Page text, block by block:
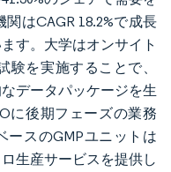
はCAGR 18.2%で成長
す。大学はオンサイト
験を実施することで、
データパッケージを生
に後期フェーズの業務
ースのGMPユニットは
生産サービスを提供し